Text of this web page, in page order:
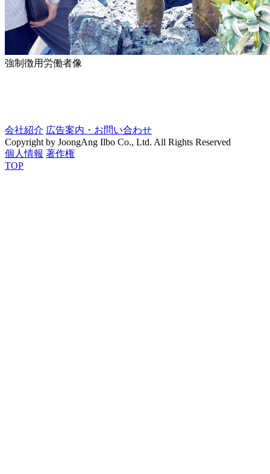
強制徴用労働者像
会社紹介 広告案内・お問い合わせ
Copyright by JoongAng Ilbo Co., Ltd. All Rights Reserved
個人情報 著作権
TOP